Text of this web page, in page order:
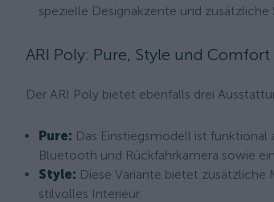
spezielle Designakzente und
ARI Poly: Pure, Style und Comfort
Der ARI Poly bietet ebenfalls drei
Pure: Das Einstiegsmodell ist
Bluetooth und Rückfahrkamera sowie
Style: Diese Variante bietet
stilvolles Interieur.